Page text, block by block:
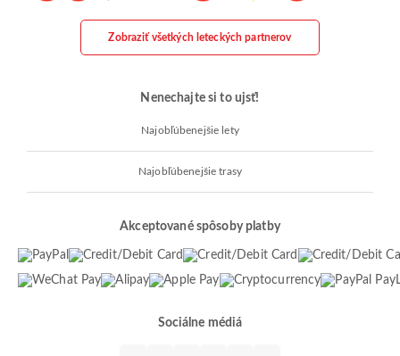
Zobraziť všetkých leteckých partnerov
Nenechajte si to ujsť!
Najobľúbenejšie lety
Najobľúbenejšie trasy
Akceptované spôsoby platby
Sociálne médiá